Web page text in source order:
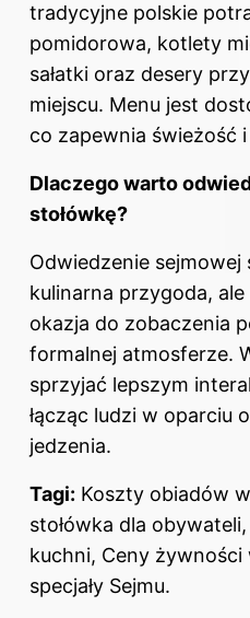
tradycyjne polskie
pomidorowa, kotlety
sałatki oraz desery
miejscu. Menu jest
co zapewnia świeżość
Dlaczego warto
stołówkę?
Odwiedzenie
kulinarna przygoda,
okazja do zobaczenia
formalnej atmosferze.
sprzyjać lepszym
łącząc ludzi w oparciu
jedzenia.
Tagi: Koszty obiadów
stołówka dla
kuchni, Ceny żywności
specjały Sejmu.